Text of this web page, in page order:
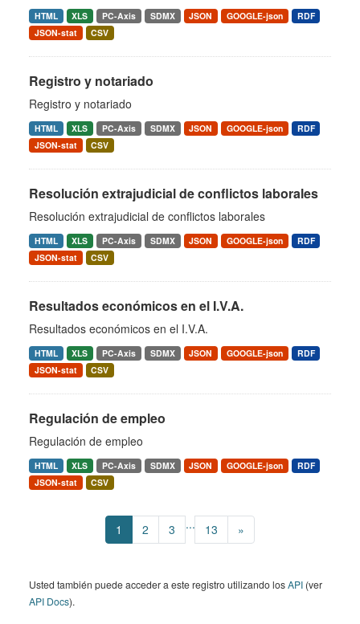
HTML XLS PC-Axis SDMX JSON GOOGLE-json
RDF
JSON-stat
CSV
Registro y notariado
Registro y notariado
HTML XLS PC-Axis SDMX JSON GOOGLE-json
RDF
JSON-stat
CSV
Resolución extrajudicial de conflictos laborales
Resolución extrajudicial de conflictos laborales
HTML XLS PC-Axis SDMX JSON GOOGLE-json
RDF
JSON-stat
CSV
Resultados económicos en el I.V.A.
Resultados económicos en el I.V.A.
HTML XLS PC-Axis SDMX JSON GOOGLE-json
RDF
JSON-stat
CSV
Regulación de empleo
Regulación de empleo
HTML XLS PC-Axis SDMX JSON GOOGLE-json
RDF
JSON-stat
CSV
1 2 3 ... 13 »
Usted también puede acceder a este registro utilizando losAPI (ver
API Docs).